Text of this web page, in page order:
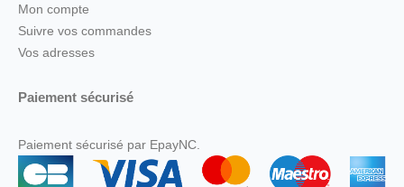
Mon compte
Suivre vos commandes
Vos adresses
Paiement sécurisé
Paiement sécurisé par EpayNC.